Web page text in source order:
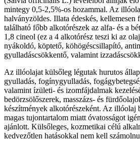
mintegy 0,5-2,5%-os hozammal. Az
halványzöldes. Illata édeskés, kellemesen
található főbb alkotórészek az alfa- és a
1,8 cineol (ez a 4 alkotórész teszi ki az
nyákoldó, köptető, köhögéscsillapító,
gyulladáscsökkentő, valamint
Az illóolajat külsőleg légutak hurutos
gyulladás, fogínygyulladás,
valamint ízületi- és izomfájdalmak
bedörzsölőszerek, masszázs- és
készítmények alkotórészeként. Az illóolaj
magas tujontartalom miatt óvatosságot
ajánlott. Külsőleges, kozmetikai célú
kedvezőtlen hatásokkal nem kell